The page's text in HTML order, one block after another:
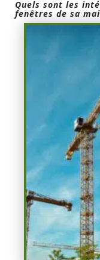
Quels sont les
fenêtres de sa